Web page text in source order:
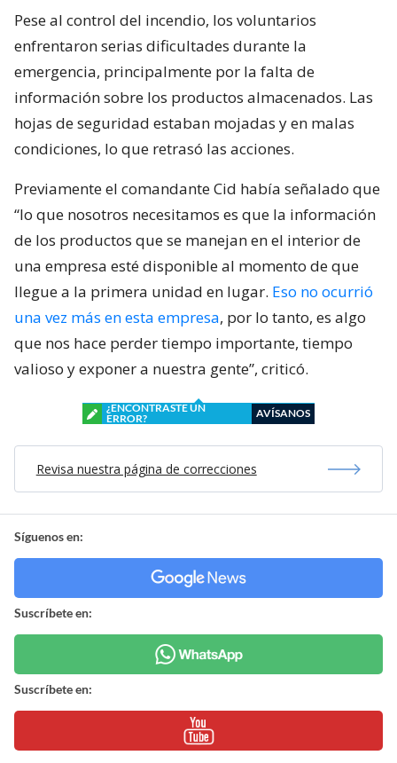
Pese al control del incendio, los voluntarios
enfrentaron serias dificultades durante la
emergencia, principalmente por la falta de
información sobre los productos almacenados. Las
hojas de seguridad estaban mojadas y en malas
condiciones, lo que retrasó las acciones.
Previamente el comandante Cid había señalado que
“lo que nosotros necesitamos es que la información
de los productos que se manejan en el interior de
una empresa esté disponible al momento de que
llegue a la primera unidad en lugar. Eso no ocurrió
una vez más en esta empresa, por lo tanto, es algo
que nos hace perder tiempo importante, tiempo
valioso y exponer a nuestra gente”, criticó.
¿ENCONTRASTE UN
ERROR?
AVÍSANOS
Revisa nuestra página de correcciones
Síguenos en:
Suscríbete en:
Suscríbete en: